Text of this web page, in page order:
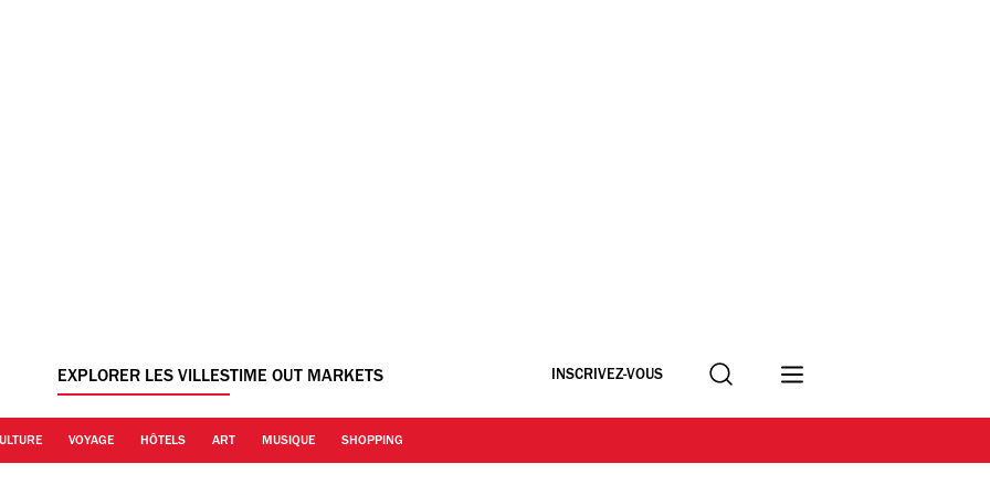
EXPLORER LES VILLESTIME OUT MARKETS INSCRIVEZ-VOUS Recherche
VOYAGE HÔTELS ART MUSIQUE SHOPPING